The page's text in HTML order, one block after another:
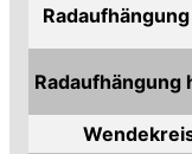
Radaufhängung